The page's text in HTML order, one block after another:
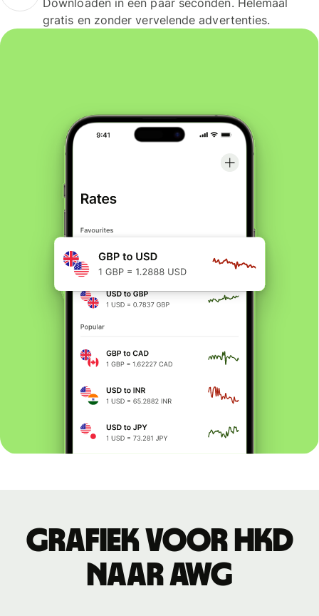
gratis en zonder vervelende advertenties.
Grafiek voor HKD
naar AWG